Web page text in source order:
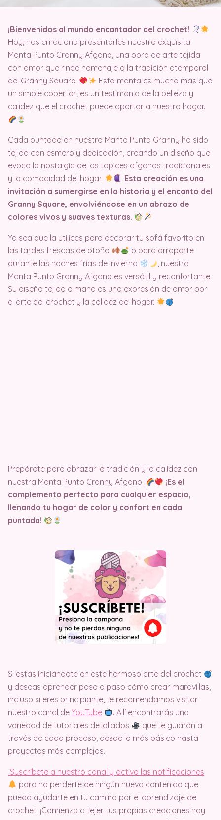
¡Bienvenidos al mundo encantador del crochet!
Hoy, nos emociona presentarles nuestra exquisita
Manta Punto Granny Afgano, una obra de arte tejida
con amor que rinde homenaje a la tradición atemporal
del Granny Square.
Esta manta es mucho más que
un simple cobertor; es un testimonio de la belleza y
calidez que el crochet puede aportar a nuestro hogar.
Cada puntada en nuestra Manta Punto Granny ha sido
tejida con esmero y dedicación, creando un diseño que
evoca la nostalgia de los tapices afganos tradicionales
y la comodidad del hogar.
Esta creación es una
invitación a sumergirse en la historia y el encanto del
Granny Square, envolviéndose en un abrazo de
colores vivos y suaves texturas.
Ya sea que la utilices para decorar tu sofá favorito en
las tardes frescas de otoño
o para arroparte
durante las noches frías de invierno
, nuestra
Manta Punto Granny Afgano es versátil y reconfortante.
Su diseño tejido a mano es una expresión de amor por
el arte del crochet y la calidez del hogar.
Prepárate para abrazar la tradición y la calidez con
nuestra Manta Punto Granny Afgano.
¡Es el
complemento perfecto para cualquier espacio,
llenando tu hogar de color y confort en cada
puntada!
Si estás iniciándote en este hermoso arte del crochet
y deseas aprender paso a paso cómo crear maravillas,
incluso si eres principiante, te recomendamos visitar
nuestro canal de YouTube
. Allí encontrarás una
variedad de tutoriales detallados
que te guiarán a
través de cada proceso, desde lo más básico hasta
proyectos más complejos.
Suscríbete a nuestro canal y activa las notificaciones
para no perderte de ningún nuevo contenido que
pueda ayudarte en tu camino por el aprendizaje del
crochet. ¡Comienza a tejer tus propias creaciones hoy